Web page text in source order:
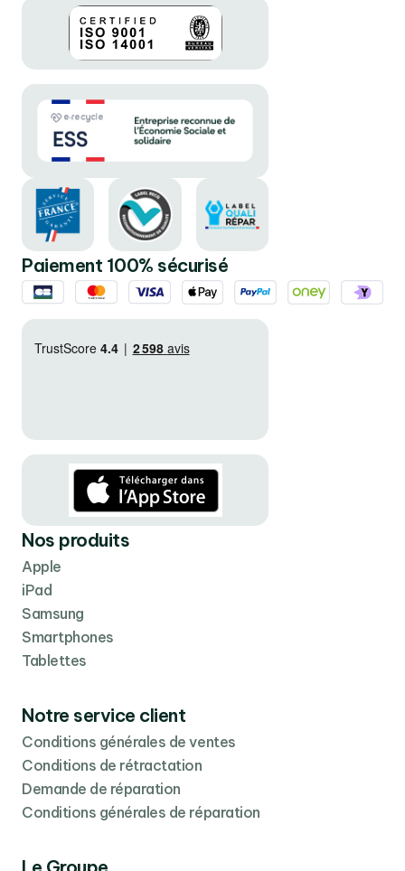
Paiement 100% sécurisé
Nos produits
Apple
iPad
Samsung
Smartphones
Tablettes
Notre service client
Conditions générales de ventes
Conditions de rétractation
Demande de réparation
Conditions générales de réparation